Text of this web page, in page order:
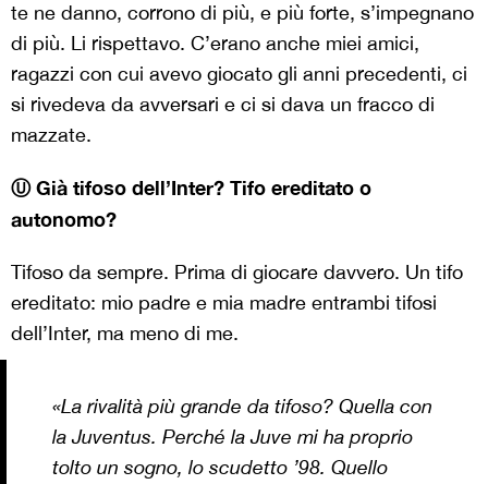
te ne danno, corrono di più, e più forte, s’impegnano
di più. Li rispettavo. C’erano anche miei amici,
ragazzi con cui avevo giocato gli anni precedenti, ci
si rivedeva da avversari e ci si dava un fracco di
mazzate.
Ⓤ Già tifoso dell’Inter? Tifo ereditato o
autonomo?
Tifoso da sempre. Prima di giocare davvero. Un tifo
ereditato: mio padre e mia madre entrambi tifosi
dell’Inter, ma meno di me.
«La rivalità più grande da tifoso? Quella con
la Juventus. Perché la Juve mi ha proprio
tolto un sogno, lo scudetto ’98. Quello